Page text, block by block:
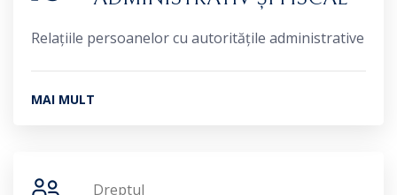
Relațiile persoanelor cu autoritățile administrative
MAI MULT
Dreptul